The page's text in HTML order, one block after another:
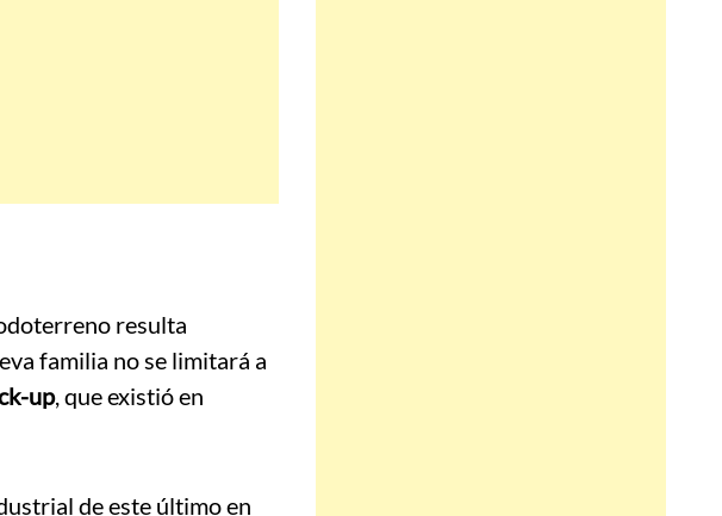
resulta
familia no se limitará a
up, que existió en
de este último en